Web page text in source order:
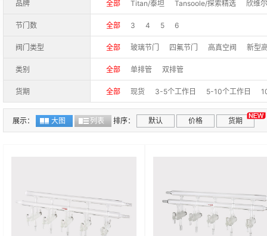
品牌 全部 Titan/泰坦 Tansoole/探索精选 欣维尔
节门数 全部 3 4 5 6
阀门类型 全部 玻璃节门 四氟节门 高真空阀 新型
类别 全部 单排管 双排管
货期 全部 现货 3-5个工作日 5-10个工作日
展示： 大图 列表 排序： 默认 价格 货期